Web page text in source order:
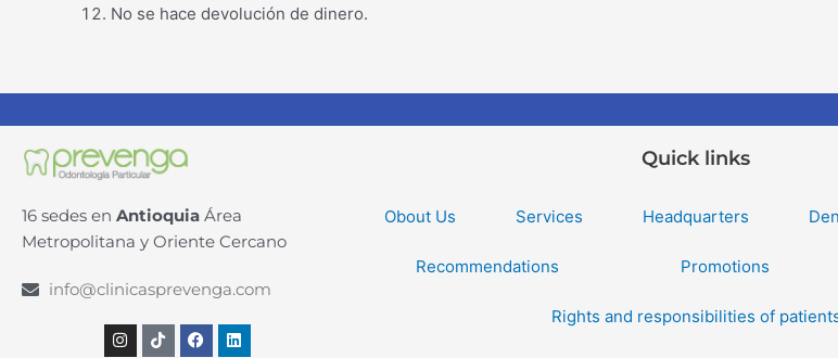
No se hace devolución de dinero.
16 sedes en Antioquia Área
Metropolitana y Oriente Cercano
info@clinicasprevenga.com
Instagram
TiktokFacebookLinkedin
Quick links
Obout Us Services Headquarters
Recommendations Promotions
Rights and responsibilities of